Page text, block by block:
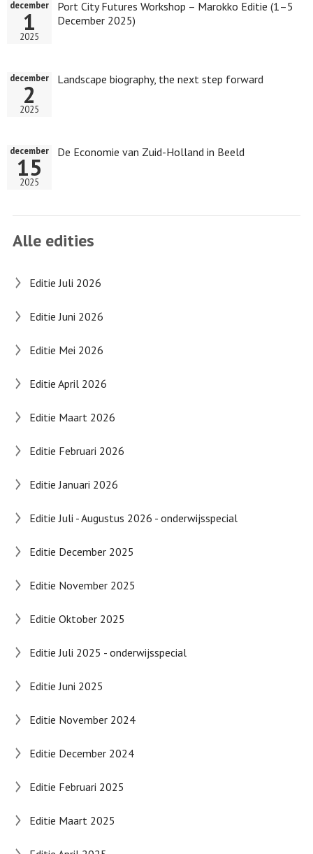
Port City Futures Workshop – Marokko Editie (1–5
December 2025)
december
1
2025
Landscape biography, the next step forward
december
2
2025
De Economie van Zuid-Holland in Beeld
december
15
2025
Alle edities
Editie Juli 2026
Editie Juni 2026
Editie Mei 2026
Editie April 2026
Editie Maart 2026
Editie Februari 2026
Editie Januari 2026
Editie Juli - Augustus 2026 - onderwijsspecial
Editie December 2025
Editie November 2025
Editie Oktober 2025
Editie Juli 2025 - onderwijsspecial
Editie Juni 2025
Editie November 2024
Editie December 2024
Editie Februari 2025
Editie Maart 2025